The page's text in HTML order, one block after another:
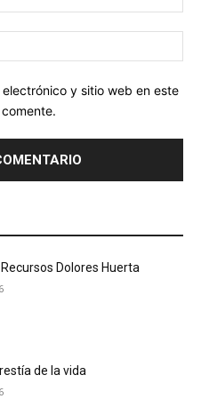
y sitio web en este
Dolores Huerta
de la vida